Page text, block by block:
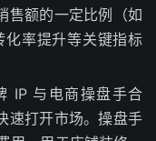
售额的一定比例（如
化率提升等关键指标
IP 与电商操盘手合
速打开市场。操盘手